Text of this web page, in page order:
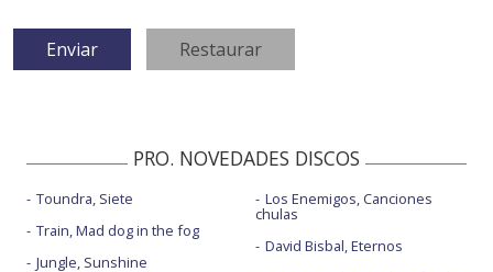
PRO. NOVEDADES DISCOS
Toundra, Siete
Train, Mad dog in the fog
Jungle, Sunshine
Los Enemigos, Canciones
chulas
David Bisbal, Eternos